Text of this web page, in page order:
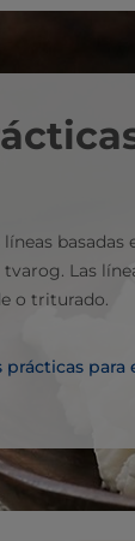
basadas
Las
o triturado.
prácticas para